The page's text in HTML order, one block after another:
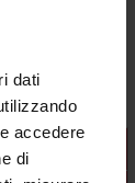
dati
accedere
di